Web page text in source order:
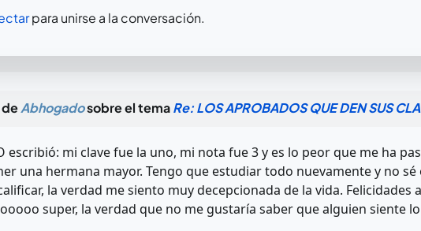
para unirse a la conversación.
deAbhogadosobre el temaRe: LOS APROBADOS QUE DEN SUS
escribió: mi clave fue la uno, mi nota fue 3 y es lo peor que me ha
una hermana mayor. Tengo que estudiar todo nuevamente y no
la verdad me siento muy decepcionada de la vida. Felicidades
super, la verdad que no me gustaría saber que alguien siente